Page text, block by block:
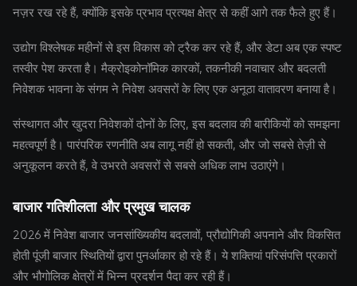
नज़र रख रहे हैं, क्योंकि इसके प्रभाव प्रत्यक्ष क्षेत्र से कहीं आगे तक फैले हुए हैं।
उद्योग विश्लेषक महीनों से इस विकास को ट्रैक कर रहे हैं, और डेटा अब एक स्पष्ट
तस्वीर पेश करता है। मैक्रोइकोनॉमिक कारकों, तकनीकी नवाचार और बदलती
निवेशक भावना के संगम ने निवेश अवसरों के लिए एक अनूठा वातावरण बनाया है।
संस्थागत और खुदरा निवेशकों दोनों के लिए, इस बदलाव की बारीकियों को समझना
महत्वपूर्ण है। पारंपरिक रणनीति अब लागू नहीं हो सकती, और जो सबसे तेज़ी से
अनुकूलन करते हैं, वे उभरते अवसरों से सबसे अधिक लाभ उठाएंगे।
बाजार गतिशीलता और प्रमुख चालक
2026 में निवेश बाजार जनसांख्यिकीय बदलावों, प्रौद्योगिकी अपनाने और विकसित
होती पूंजी बाजार स्थितियों द्वारा पुनर्आकार हो रहे हैं। ये शक्तियां परिसंपत्ति प्रकारों
और भौगोलिक क्षेत्रों में भिन्न प्रदर्शन पैदा कर रही हैं।